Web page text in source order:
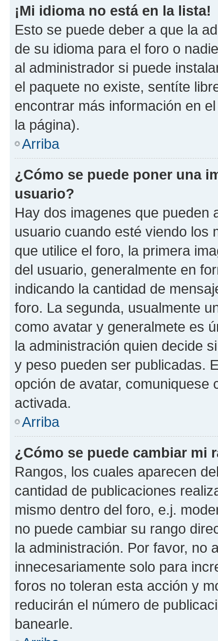
¡Mi idioma no está en la lista!
Esto se puede deber a que la
de su idioma para el foro o
al administrador si puede
el paquete no existe, sentíte
encontrar más información en
la página).
Arriba
¿Cómo se puede poner una
usuario?
Hay dos imagenes que pueden
usuario cuando esté viendo los
que utilice el foro, la primera
del usuario, generalmente en
indicando la cantidad de
foro. La segunda, usualmente
como avatar y generalmete es
la administración quien decide
y peso pueden ser publicadas.
opción de avatar, comuniquese
activada.
Arriba
¿Cómo se puede cambiar mi
Rangos, los cuales aparecen
cantidad de publicaciones
mismo dentro del foro, e.j.
no puede cambiar su rango
la administración. Por favor, no
innecesariamente solo para
foros no toleran esta acción y
reducirán el número de
banearle.